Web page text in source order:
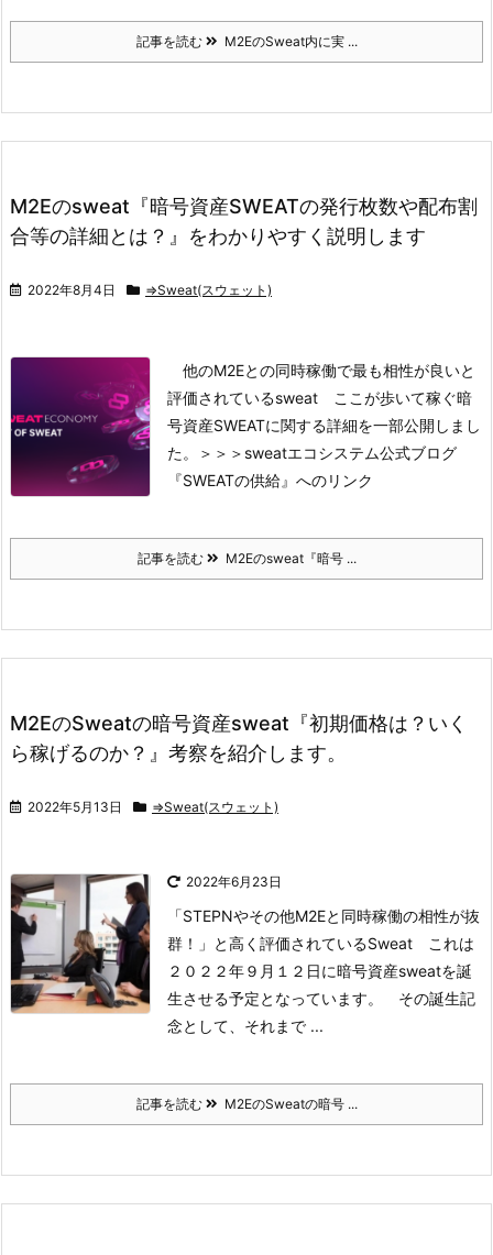
記事を読む M2EのSweat内に実 ...
M2Eのsweat『暗号資産SWEATの発行枚数や配布割
合等の詳細とは？』をわかりやすく説明します
2022年8月4日 ⇒Sweat(スウェット)
他のM2Eとの同時稼働で最も相性が良いと
評価されているsweat ここが歩いて稼ぐ暗
号資産SWEATに関する詳細を一部公開しまし
た。
＞＞＞sweatエコシステム公式ブログ
『SWEATの供給』へのリンク
記事を読む M2Eのsweat『暗号 ...
M2EのSweatの暗号資産sweat『初期価格は？いく
ら稼げるのか？』考察を紹介します。
2022年5月13日 ⇒Sweat(スウェット)
2022年6月23日
「STEPNやその他M2Eと同時稼働の相性が抜
群！」 と高く評価されているSweat これは
２０２２年９月１２日に暗号資産sweatを誕
生させる予定となっています。
その誕生記
念として、それまで ...
記事を読む M2EのSweatの暗号 ...